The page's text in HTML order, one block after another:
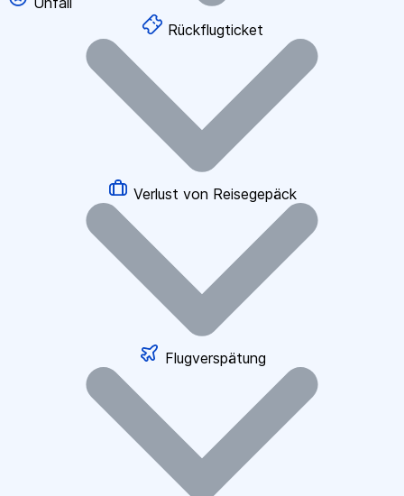
Rückflugticket
Verlust von Reisegepäck
Flugverspätung